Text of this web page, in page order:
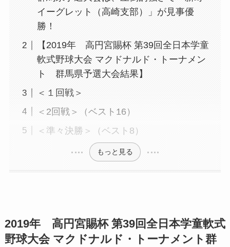
イーグレット（高崎支部）」が見事優
勝！
【2019年 高円宮賜杯 第39回全日本学童
軟式野球大会 マクドナルド・トーナメン
ト 群馬県予選大会結果】
＜１回戦＞
＜2回戦＞（ベスト16）
＜準々決勝＞（ベスト8）
もっと見る
2019年 高円宮賜杯 第39回全日本学童軟式
野球大会 マクドナルド・トーナメント群